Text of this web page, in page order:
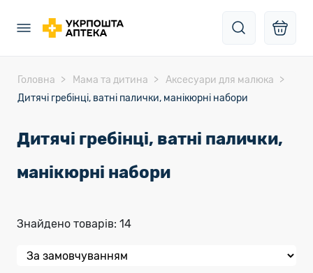
Головна Мама та дитина
Аксесуари для малюка
Дитячі гребінці, ватні палички, манікюрні набори
Дитячі гребінці, ватні палички,
манікюрні набори
Знайдено товарів: 14